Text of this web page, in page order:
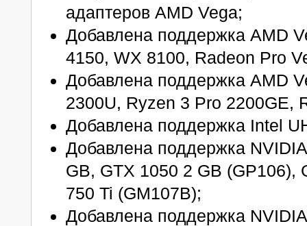
адаптеров AMD Vega;
Добавлена поддержка AMD
4150, WX 8100, Radeon Pro
Добавлена поддержка AMD
2300U, Ryzen 3 Pro 2200GE,
Добавлена поддержка Intel
Добавлена поддержка
GB, GTX 1050 2 GB (GP106),
750 Ti (GM107B);
Добавлена поддержка